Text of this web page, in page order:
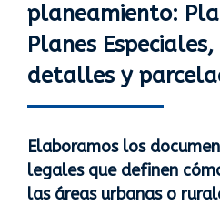
planeamiento:
Planes
detalles y
Elaboramos los
legales que definen
las áreas urbanas o